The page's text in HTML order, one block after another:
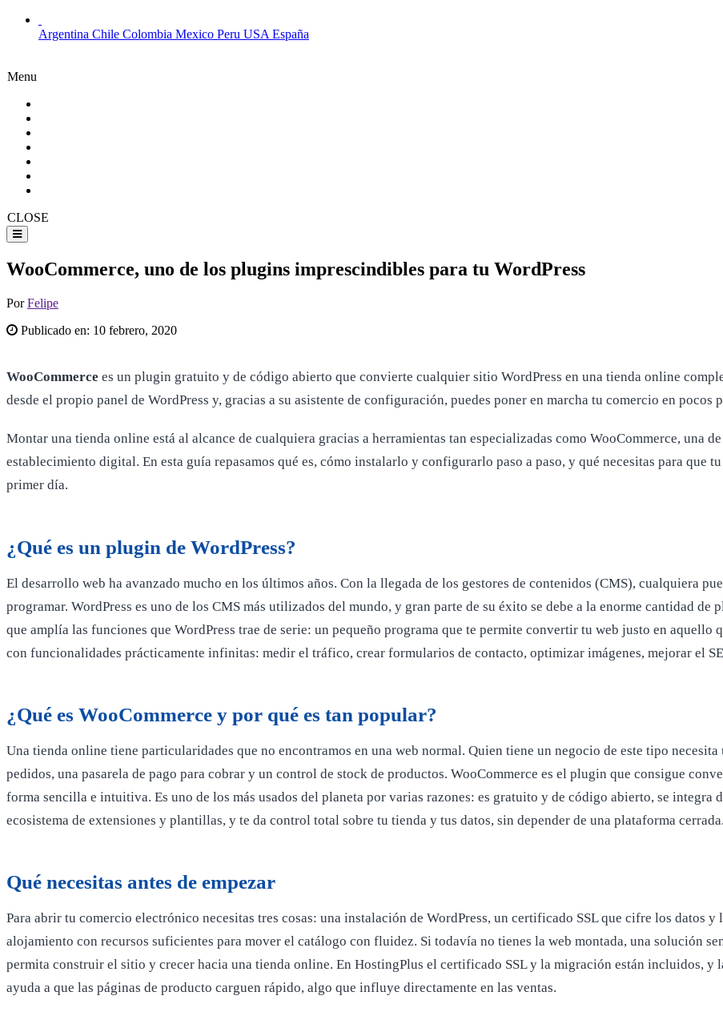
Argentina Chile Colombia Mexico Peru USA España
Menu
CLOSE
WooCommerce, uno de los plugins imprescindibles para tu WordPress
PorFelipe
Publicado en: 10 febrero, 2020
WooCommerce es un plugin gratuito y de código abierto que convierte cualquier sitio WordPress en una tienda online
desde el propio panel de WordPress y, gracias a su asistente de configuración, puedes poner en marcha tu comercio en pocos
Montar una tienda online está al alcance de cualquiera gracias a herramientas tan especializadas como WooCommerce, una
establecimiento digital. En esta guía repasamos qué es, cómo instalarlo y configurarlo paso a paso, y qué necesitas para que
primer día.
¿Qué es un plugin de WordPress?
El desarrollo web ha avanzado mucho en los últimos años. Con la llegada de los gestores de contenidos (CMS), cualquiera
programar. WordPress es uno de los CMS más utilizados del mundo, y gran parte de su éxito se debe a la enorme cantidad
que amplía las funciones que WordPress trae de serie: un pequeño programa que te permite convertir tu web justo en aquello
con funcionalidades prácticamente infinitas: medir el tráfico, crear formularios de contacto, optimizar imágenes, mejorar el
¿Qué es WooCommerce y por qué es tan popular?
Una tienda online tiene particularidades que no encontramos en una web normal. Quien tiene un negocio de este tipo
pedidos, una pasarela de pago para cobrar y un control de stock de productos. WooCommerce es el plugin que consigue
forma sencilla e intuitiva. Es uno de los más usados del planeta por varias razones: es gratuito y de código abierto, se integra
ecosistema de extensiones y plantillas, y te da control total sobre tu tienda y tus datos, sin depender de una plataforma cerrada.
Qué necesitas antes de empezar
Para abrir tu comercio electrónico necesitas tres cosas: una instalación de WordPress, un certificado SSL que cifre los datos
alojamiento con recursos suficientes para mover el catálogo con fluidez. Si todavía no tienes la web montada, una solución
permita construir el sitio y crecer hacia una tienda online. En HostingPlus el certificado SSL y la migración están incluidos,
ayuda a que las páginas de producto carguen rápido, algo que influye directamente en las ventas.